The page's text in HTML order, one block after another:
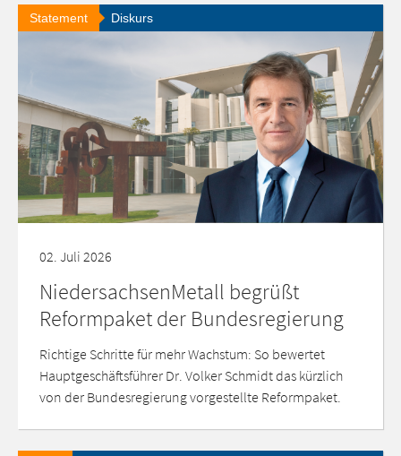
Statement Diskurs
02. Juli 2026
NiedersachsenMetall begrüßt
Reformpaket der Bundesregierung
Richtige Schritte für mehr Wachstum: So bewertet
Hauptgeschäftsführer Dr. Volker Schmidt das kürzlich
von der Bundesregierung vorgestellte Reformpaket.